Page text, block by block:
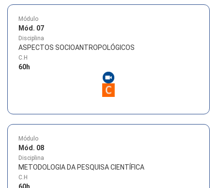
Módulo
Mód. 07
Disciplina
ASPECTOS SOCIOANTROPOLÓGICOS
C.H
60h
Módulo
Mód. 08
Disciplina
METODOLOGIA DA PESQUISA CIENTÍFICA
C.H
60h